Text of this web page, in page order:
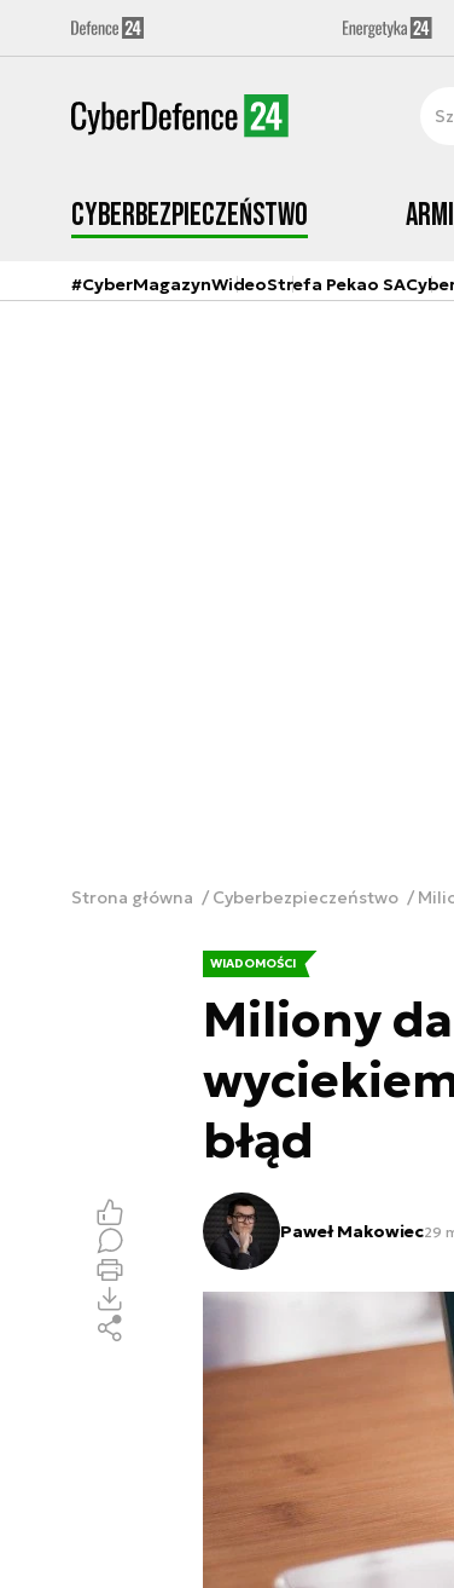
Cyberbezpieczeństwo
#CyberMagazynWideoStrefa Pekao SA
Strona główna Cyberbezpieczeństwo
WIADOMOŚCI
Miliony
błąd
Paweł Makowiec29